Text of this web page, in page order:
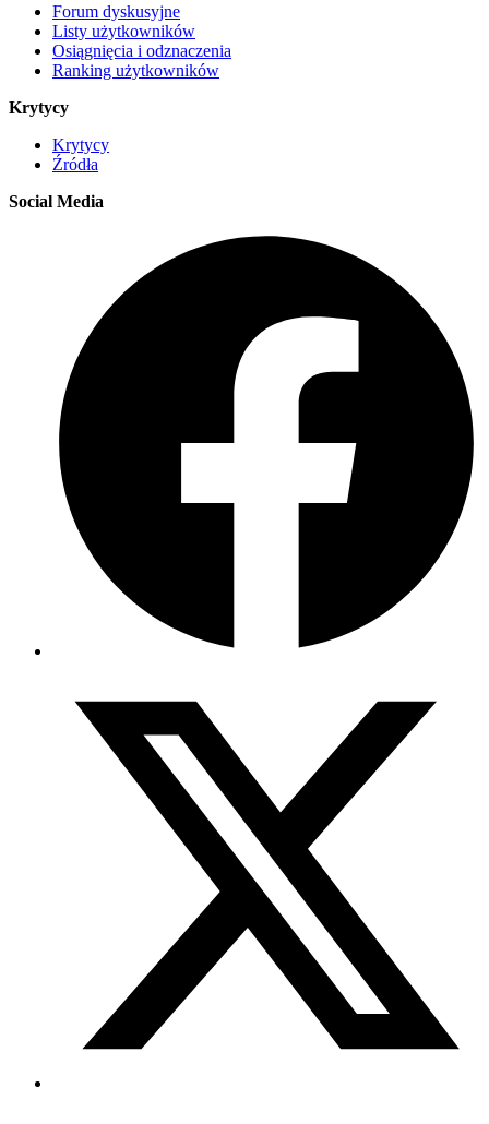
Forum dyskusyjne
Listy użytkowników
Osiągnięcia i odznaczenia
Ranking użytkowników
Krytycy
Krytycy
Źródła
Social Media